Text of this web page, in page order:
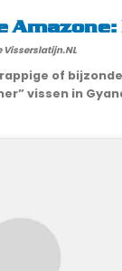
Visserslatijn.NL
of
vissen in